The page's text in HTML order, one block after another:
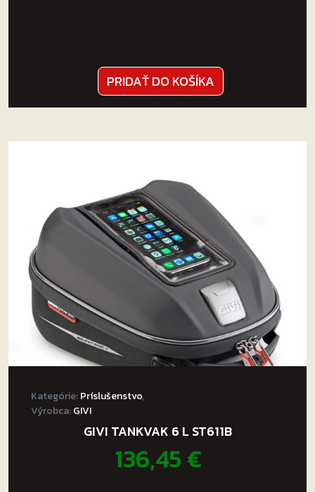
PRIDAŤ DO KOŠÍKA
Kategórie:Príslušenstvo,
Výrobca:GIVI
GIVI TANKVAK 6 L ST611B
136,45€